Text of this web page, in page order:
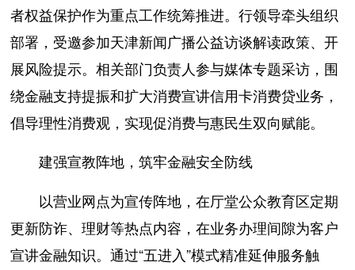
者权益保护作为重点工作统筹推进。行领导牵头组织
部署，受邀参加天津新闻广播公益访谈解读政策、开
展风险提示。相关部门负责人参与媒体专题采访，围
绕金融支持提振和扩大消费宣讲信用卡消费贷业务，
倡导理性消费观，实现促消费与惠民生双向赋能。
建强宣教阵地，筑牢金融安全防线
以营业网点为宣传阵地，在厅堂公众教育区定期
更新防诈、理财等热点内容，在业务办理间隙为客户
宣讲金融知识。通过“五进入”模式精准延伸服务触